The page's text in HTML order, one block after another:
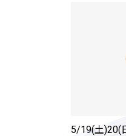
5/19(土)20(